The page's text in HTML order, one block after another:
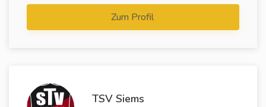
Zum Profil
TSV Siems